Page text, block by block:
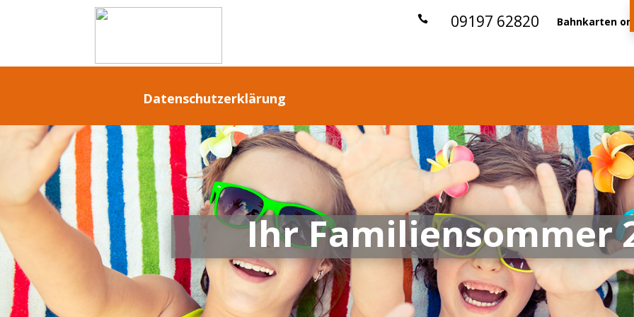
 09197 62820 Bahnkarten
Datenschutzerklärung
Ihr Familien­sommer